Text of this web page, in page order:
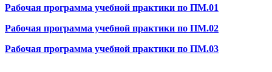
Рабочая программа учебной практики по ПМ.01
Рабочая программа учебной практики по ПМ.02
Рабочая программа учебной практики по ПМ.03